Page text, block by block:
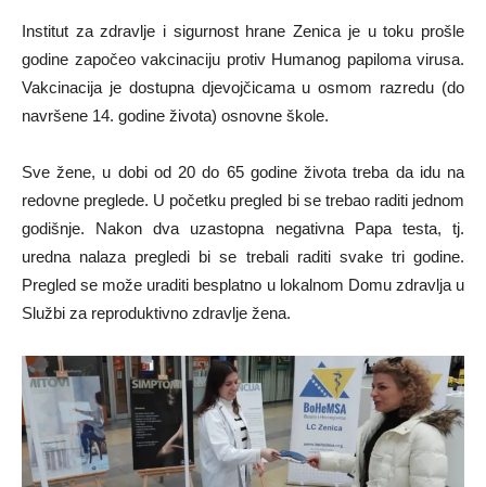
Institut za zdravlje i sigurnost hrane Zenica je u toku prošle
godine započeo vakcinaciju protiv Humanog papiloma virusa.
Vakcinacija je dostupna djevojčicama u osmom razredu (do
navršene 14. godine života) osnovne škole.
Sve žene, u dobi od 20 do 65 godine života treba da idu na
redovne preglede. U početku pregled bi se trebao raditi jednom
godišnje. Nakon dva uzastopna negativna Papa testa, tj.
uredna nalaza pregledi bi se trebali raditi svake tri godine.
Pregled se može uraditi besplatno u lokalnom Domu zdravlja u
Službi za reproduktivno zdravlje žena.